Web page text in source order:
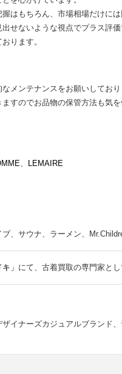
はもちろん、市場相場だけに
せないような視点でプラス評
ります。
メンテナンスをお願いしており
すのでお品物の保管方法も気
LEMAIRE
、サウナ、ラーメン、
」 にて、古着買取の専門家と
イナーズカジュアルブランド